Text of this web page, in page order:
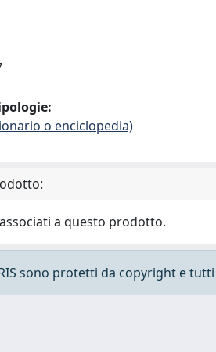
o enciclopedia)
a questo prodotto.
sono protetti da copyright e